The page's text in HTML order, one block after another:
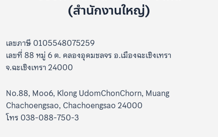
(สำนักงานใหญ่)
เลขภาษี 0105548075259
เลขที่ 88 หมู่ 6 ต. คลองอุดมชลจร อ.เมืองฉะเชิงเทรา
จ.ฉะเชิงเทรา 24000
No.88, Moo6, Klong UdomChonChorn, Muang
Chachoengsao, Chachoengsao 24000
โทร 038-088-750-3